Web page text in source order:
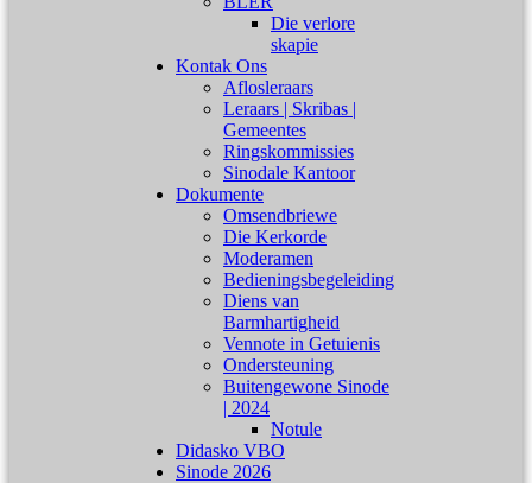
Die verlore
skapie
Kontak Ons
Aflosleraars
Leraars | Skribas |
Gemeentes
Ringskommissies
Sinodale Kantoor
Dokumente
Omsendbriewe
Die Kerkorde
Moderamen
Bedieningsbegeleiding
Diens van
Barmhartigheid
Vennote in Getuienis
Ondersteuning
Buitengewone Sinode
| 2024
Notule
Didasko VBO
Sinode 2026